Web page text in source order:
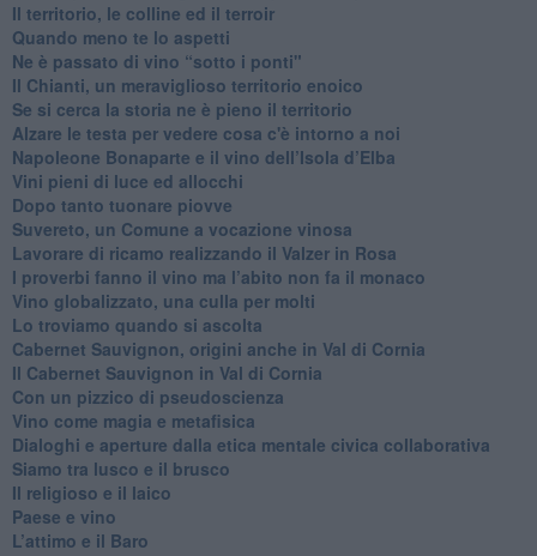
Il territorio, le colline ed il terroir
Quando meno te lo aspetti
​Ne è passato di vino “sotto i ponti"
​Il Chianti, un meraviglioso territorio enoico
​Se si cerca la storia ne è pieno il territorio
Alzare le testa per vedere cosa c'è intorno a noi
​Napoleone Bonaparte e il vino dell’Isola d’Elba
Vini pieni di luce ed allocchi
Dopo tanto tuonare piovve
Suvereto, un Comune a vocazione vinosa
Lavorare di ricamo realizzando il Valzer in Rosa
​I proverbi fanno il vino ma l’abito non fa il monaco
Vino globalizzato, una culla per molti
Lo troviamo quando si ascolta
Cabernet Sauvignon, origini anche in Val di Cornia
Il Cabernet Sauvignon in Val di Cornia
Con un pizzico di pseudoscienza
​Vino come magia e metafisica
Dialoghi e aperture dalla etica mentale civica collaborativa
Siamo tra lusco e il brusco
Il religioso e il laico
​Paese e vino
L’attimo e il Baro